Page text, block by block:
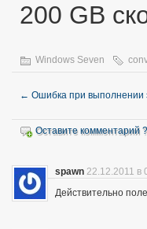
200 GB
Windows Seven
← Ошибка при выполнении
Оставите комментарий ?
spawn 22.12.2011 в
Действительно